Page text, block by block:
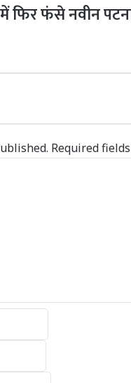
फिर फंसे नवीन
Required